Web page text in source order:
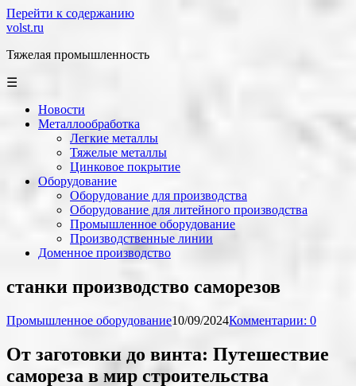
Перейти к содержанию
volst.ru
Тяжелая промышленность
☰
Новости
Металлообработка
Легкие металлы
Тяжелые металлы
Цинковое покрытие
Оборудование
Оборудование для производства
Оборудование для литейного производства
Промышленное оборудование
Производственные линии
Доменное производство
станки производство саморезов
Промышленное оборудование10/09/2024Комментарии: 0
От заготовки до винта: Путешествие
самореза в мир строительства